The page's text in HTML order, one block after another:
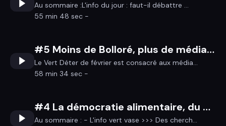
Au sommaire :L'info du jour : faut-il débattre ...
55 min 48 sec -
#5 Moins de Bolloré, plus de médias indés !
Le Vert Déter de février est consacré aux média...
58 min 34 sec -
#4 La démocratie alimentaire, du pain et des JE
Au sommaire : - L'info vert vase >>> Des cherch...